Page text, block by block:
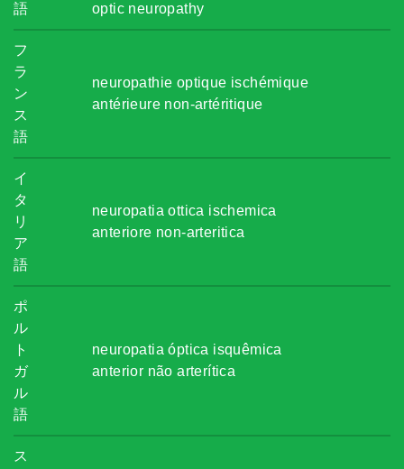
語
optic neuropathy
フ
ラ
ン
ス
語
neuropathie optique ischémique
antérieure non-artéritique
イ
タ
リ
ア
語
neuropatia ottica ischemica
anteriore non-arteritica
ポ
ル
ト
ガ
ル
語
neuropatia óptica isquêmica
anterior não arterítica
ス